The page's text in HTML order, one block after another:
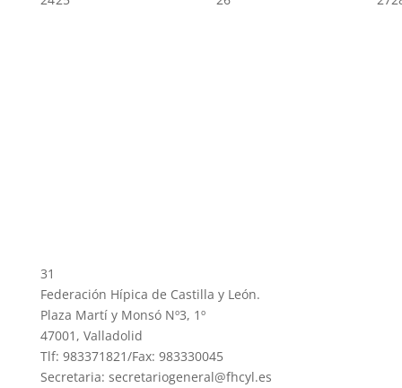
31
Federación Hípica de Castilla y León.
Plaza Martí y Monsó Nº3, 1º
47001, Valladolid
Tlf: 983371821/Fax: 983330045
Secretaria: secretariogeneral@fhcyl.es